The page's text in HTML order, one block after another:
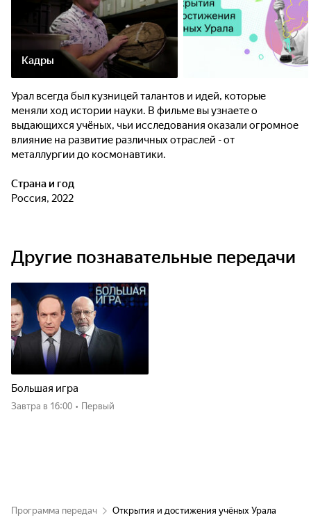
Кадры
Урал всегда был кузницей талантов и идей, которые
меняли ход истории науки. В фильме вы узнаете о
выдающихся учёных, чьи исследования оказали огромное
влияние на развитие различных отраслей - от
металлургии до космонавтики.
Страна и год
Россия, 2022
Другие познавательные передачи
Большая игра
Завтра в 16:00 • Первый
Программа передач Открытия и достижения учёных Урала